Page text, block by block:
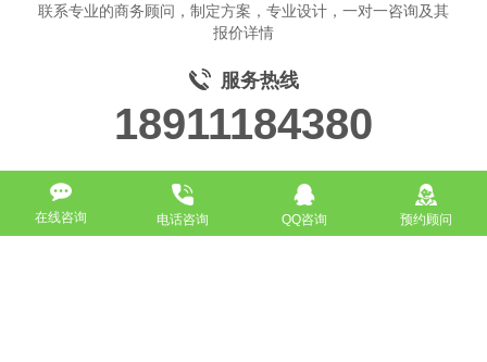
联系专业的商务顾问，制定方案，专业设计，一对一咨询及其
报价详情
服务热线
18911184380
在线咨询 电话咨询 QQ咨询 预约顾问